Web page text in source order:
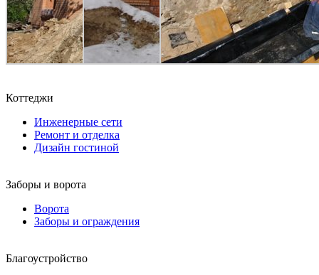
Коттеджи
Инженерные сети
Ремонт и отделка
Дизайн гостиной
Заборы и ворота
Ворота
Заборы и ограждения
Благоустройство